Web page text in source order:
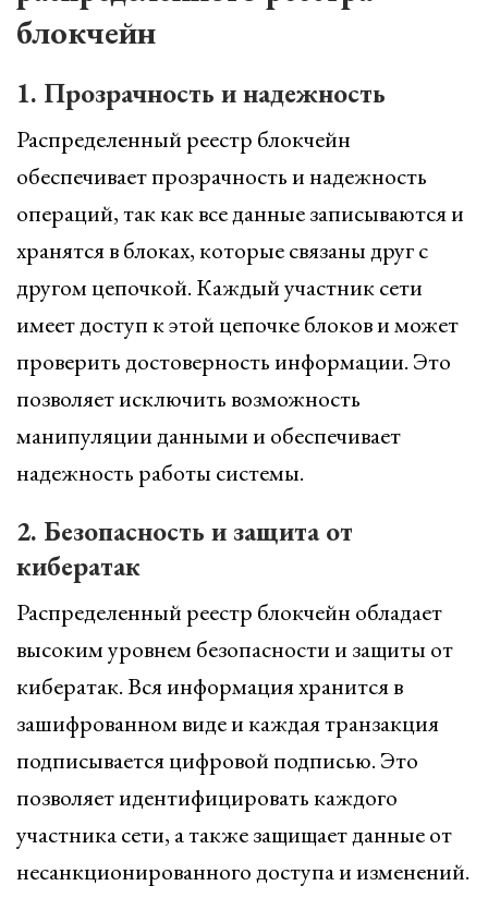
блокчейн
1. Прозрачность и надежность
Распределенный реестр блокчейн
обеспечивает прозрачность и надежность
операций, так как все данные записываются и
хранятся в блоках, которые связаны друг с
другом цепочкой. Каждый участник сети
имеет доступ к этой цепочке блоков и может
проверить достоверность информации. Это
позволяет исключить возможность
манипуляции данными и обеспечивает
надежность работы системы.
2. Безопасность и защита от
кибератак
Распределенный реестр блокчейн обладает
высоким уровнем безопасности и защиты от
кибератак. Вся информация хранится в
зашифрованном виде и каждая транзакция
подписывается цифровой подписью. Это
позволяет идентифицировать каждого
участника сети, а также защищает данные от
несанкционированного доступа и изменений.